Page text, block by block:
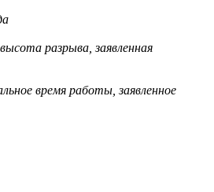
разрыва, заявленная
время работы, заявленное